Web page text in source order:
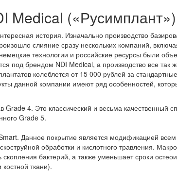
Medical («Русимплант»)
история. Изначально производство
слияние сразу нескольких компаний,
технологии и российские ресурсы были
под брендом NDI Medical, а производство все так
колеблется от 15 000 рублей за
данной компании имеют ряд особенностей,
Grade 4. Это классический и весьма качественный
Grade 5.
Данное покрытие является модификацией всем
обработки и кислотного травления.
бактерий, а также уменьшает сроки
ткани).